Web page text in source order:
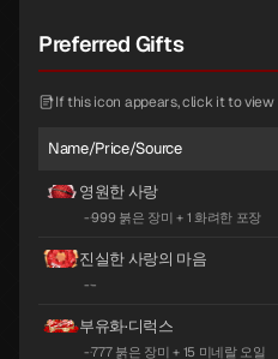
Preferred Gifts
If this icon appears, click it to
Name/Price/Source
영원한 사랑
-·999 붉은 장미 + 1 화려한 포장
진실한 사랑의 마음
-·-
부유화·디럭스
-·777 붉은 장미 + 15 미네랄 오일